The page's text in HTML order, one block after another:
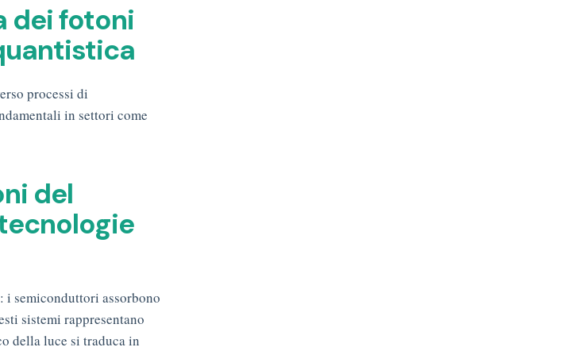
dei fotoni
processi di
in settori come
del
semiconduttori assorbono
sistemi rappresentano
della luce si traduca in